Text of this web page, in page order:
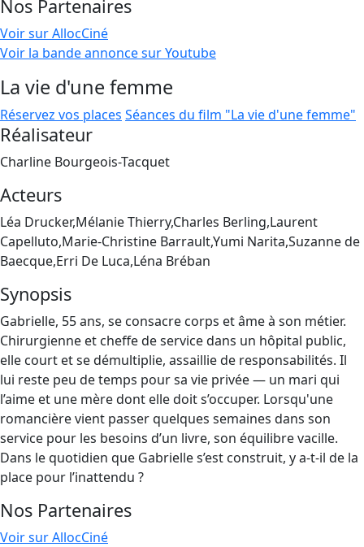
Nos Partenaires
Voir sur AllocCiné
Voir la bande annonce sur Youtube
La vie d'une femme
Réservez vos places Séances du film "La vie d'une femme"
Réalisateur
Charline Bourgeois-Tacquet
Acteurs
Léa Drucker,Mélanie Thierry,Charles Berling,Laurent
Capelluto,Marie-Christine Barrault,Yumi Narita,Suzanne de
Baecque,Erri De Luca,Léna Bréban
Synopsis
Gabrielle, 55 ans, se consacre corps et âme à son métier.
Chirurgienne et cheffe de service dans un hôpital public,
elle court et se démultiplie, assaillie de responsabilités. Il
lui reste peu de temps pour sa vie privée — un mari qui
l’aime et une mère dont elle doit s’occuper. Lorsqu'une
romancière vient passer quelques semaines dans son
service pour les besoins d’un livre, son équilibre vacille.
Dans le quotidien que Gabrielle s’est construit, y a-t-il de la
place pour l’inattendu ?
Nos Partenaires
Voir sur AllocCiné